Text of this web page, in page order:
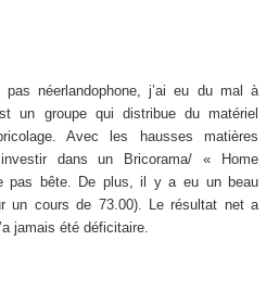
pas néerlandophone, j’ai eu du mal à
un groupe qui distribue du matériel
Avec les hausses matières
dans un Bricorama/ « Home
pas bête. De plus, il y a eu un beau
un cours de 73.00). Le résultat net a
jamais été déficitaire.